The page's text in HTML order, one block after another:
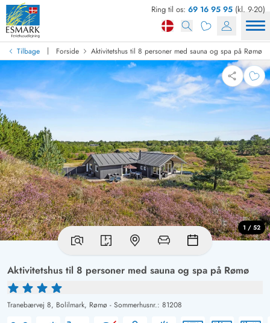
Ring til os: 69 16 95 95 (kl. 9-20)
Tilbage | Forside Aktivitetshus til 8 personer med sauna og spa på Rømø
Aktivitetshus til 8 personer med sauna og spa på Rømø
Tranebærvej 8, Bolilmark, Rømø - Sommerhusnr.: 81208
1 / 52